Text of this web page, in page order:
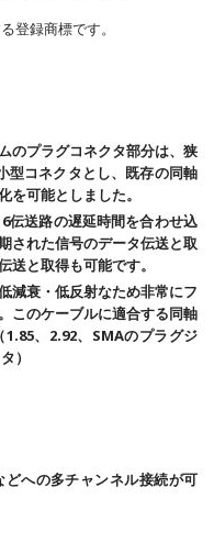
登録商標です。
のプラグコネクタ部分は、狭
型コネクタとし、既存の同軸
を可能としました。
伝送路の遅延時間を合わせ込
された信号のデータ伝送と取
送と取得も可能です。
減衰・低反射なため非常にフ
このケーブルに適合する同軸
、2.92、SMAのプラグジ
）
への多チャンネル接続が可